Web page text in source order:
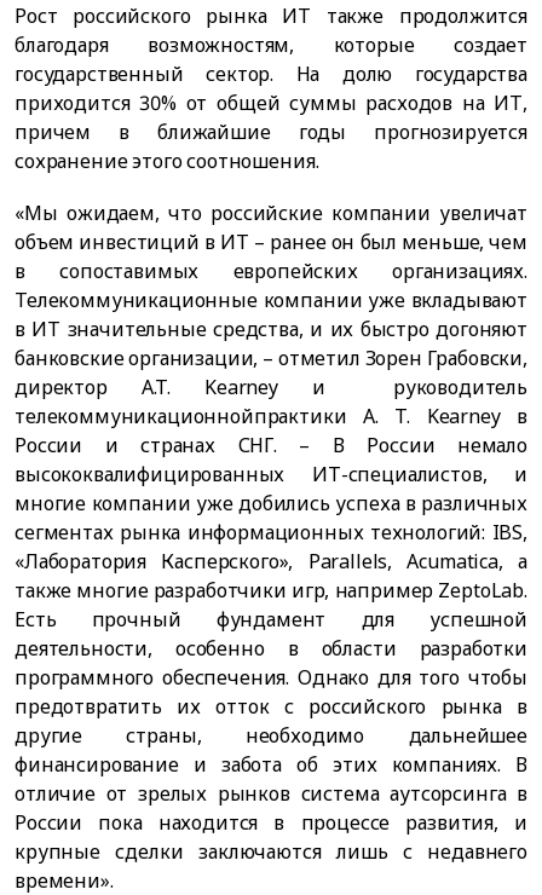
Рост российского рынка ИТ также продолжится
благодаря возможностям, которые создает
государственный сектор. На долю государства
приходится 30% от общей суммы расходов на ИТ,
причем в ближайшие годы прогнозируется
сохранение этого соотношения.
«Мы ожидаем, что российские компании увеличат
объем инвестиций в ИТ – ранее он был меньше, чем
в сопоставимых европейских организациях.
Телекоммуникационные компании уже вкладывают
в ИТ значительные средства, и их быстро догоняют
банковские организации, – отметил Зорен Грабовски,
директор A.T. Kearney и руководитель
телекоммуникационнойпрактики A. T. Kearney в
России и странах СНГ. – В России немало
высококвалифицированных ИТ-специалистов, и
многие компании уже добились успеха в различных
сегментах рынка информационных технологий: IBS,
«Лаборатория Касперского», Parallels, Acumatica, а
также многие разработчики игр, например ZeptoLab.
Есть прочный фундамент для успешной
деятельности, особенно в области разработки
программного обеспечения. Однако для того чтобы
предотвратить их отток с российского рынка в
другие страны, необходимо дальнейшее
финансирование и забота об этих компаниях. В
отличие от зрелых рынков система аутсорсинга в
России пока находится в процессе развития, и
крупные сделки заключаются лишь с недавнего
времени».